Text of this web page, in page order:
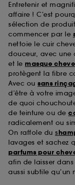
Entretenir et
affaire ! C’est
sélection de
commencer par le
nettoie le cuir
douceur, avec une
et le masque
protègent la fibre
Avec ou sans
d’être à votre
de quoi
de teinture ou de
radicalement ou
On raffole du s
lavages et sachez
parfums pour
afin de laisser
aussi subtile qu’un